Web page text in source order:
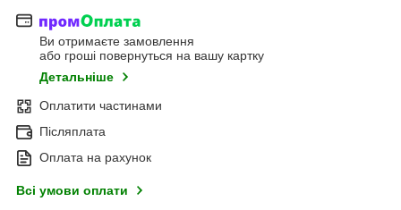
Ви отримаєте замовлення
або гроші повернуться на вашу картку
Детальніше
Оплатити частинами
Післяплата
Оплата на рахунок
Всі умови оплати